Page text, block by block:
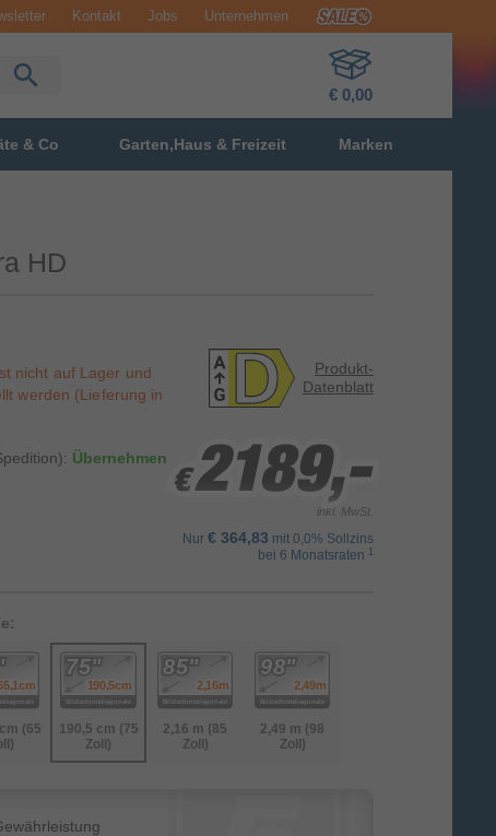
Kontakt Jobs Unternehmen
€ 0,00
& Co Garten,Haus & Freizeit Marken
HD
nicht auf Lager und
werden (Lieferung in
Übernehmen
Produkt-
Datenblatt
€2189,-
€2189,-
€2189,-
inkl. MwSt.
Nur € 364,83 mit 0,0% Sollzins
bei 6 Monatsraten 1
(65
190,5 cm (75
Zoll)
2,16 m (85
Zoll)
2,49 m (98
Zoll)